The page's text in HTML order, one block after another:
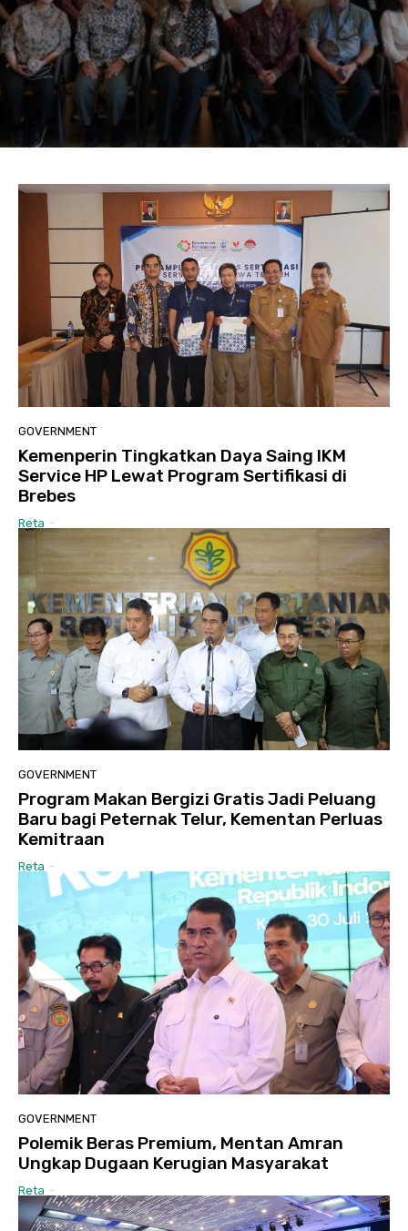
GOVERNMENT
Kemenperin Tingkatkan Daya Saing IKM
Service HP Lewat Program Sertifikasi di
Brebes
Reta -
GOVERNMENT
Program Makan Bergizi Gratis Jadi Peluang
Baru bagi Peternak Telur, Kementan Perluas
Kemitraan
Reta -
GOVERNMENT
Polemik Beras Premium, Mentan Amran
Ungkap Dugaan Kerugian Masyarakat
Reta -